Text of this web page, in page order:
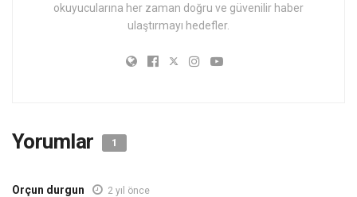
okuyucularına her zaman doğru ve güvenilir haber
ulaştırmayı hedefler.
Yorumlar 1
Orçun durgun 2 yıl önce